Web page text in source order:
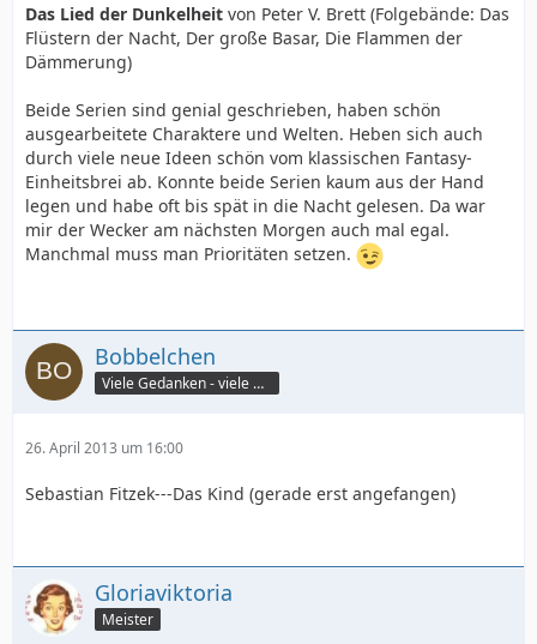
Das Lied der Dunkelheit von Peter V. Brett (Folgebände: Das
Flüstern der Nacht, Der große Basar, Die Flammen der
Dämmerung)
Beide Serien sind genial geschrieben, haben schön
ausgearbeitete Charaktere und Welten. Heben sich auch
durch viele neue Ideen schön vom klassischen Fantasy-
Einheitsbrei ab. Konnte beide Serien kaum aus der Hand
legen und habe oft bis spät in die Nacht gelesen. Da war
mir der Wecker am nächsten Morgen auch mal egal.
Manchmal muss man Prioritäten setzen.
Bobbelchen
Viele Gedanken - viele Worte
26. April 2013 um 16:00
Sebastian Fitzek---Das Kind (gerade erst angefangen)
Gloriaviktoria
Meister